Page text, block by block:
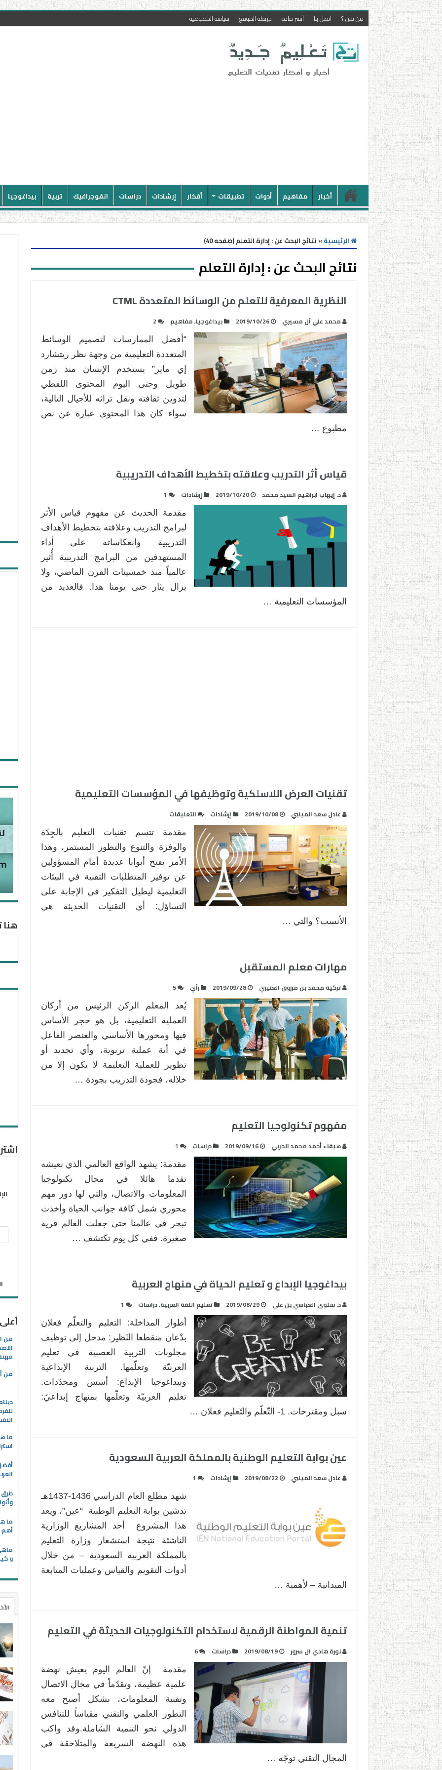
من نحن ؟ اتصل بنا أنشر مادة خريطة الموقع سياسة الخصوصية
أخبار مفاهيم أدوات تطبيقات أفكار إرشادات دراسات انفوجرافيك تربية بيداغوجيا
الرئيسية» نتائج البحث عن : إدارة التعلم (صفحه 40)
نتائج البحث عن :إدارة التعلم
النظرية المعرفية للتعلم من الوسائط المتعددة CTML
محمد علي آل مسيري 2019/10/26 بيداغوجيا,مفاهيم 2
“أفضل الممارسات لتصميم الوسائط
المتعددة التعليمية من وجهة نظر ريتشارد
إي ماير” يستخدم الإنسان منذ زمن
طويل وحتى اليوم المحتوى اللفظي
لتدوين ثقافته ونقل تراثه للأجيال التالية،
سواء كان هذا المحتوى عبارة عن نص
مطبوع …
قياس أثر التدريب وعلاقته بتخطيط الأهداف التدريبية
د. إيهاب ابراهيم السيد محمد 2019/10/20 إرشادات 1
مقدمة الحديث عن مفهوم قياس الأثر
لبرامج التدريب وعلاقته بتخطيط الأهداف
التدريبية وانعكاساته على أداء
المستهدفين من البرامج التدريبية أُثير
عالمياً منذ خمسينات القرن الماضي، ولا
يزال يثار حتى يومنا هذا. فالعديد من
المؤسسات التعليمية …
تقنيات العرض اللاسلكية وتوظيفها في المؤسسات التعليمية
عادل سعد الميلبي 2019/10/08 إرشادات التعليقات
العرض
اللاسلكية
وتوظيفها
في
المؤسسات
التعليمية
مغلقة
مقدمة تتسم تقنيات التعليم بالجِدّة
والوفرة والتنوع والتطور المستمر، وهذا
الأمر يفتح أبوابا عديدة أمام المسؤولين
عن توفير المتطلبات التقنية في البيئات
التعليمية ليطيل التفكير في الإجابة على
التساؤل: أي التقنيات الحديثة هي
الأنسب؟ والتي …
مهارات معلم المستقبل
تركية محمد بن مرزوق العتيبي 2019/09/28 رأي 5
يُعد المعلم الركن الرئيس من أركان
العملية التعليمية، بل هو حجر الأساس
فيها ومحورها الأساسي والعنصر الفاعل
في أية عملية تربوية، وأي تجديد أو
تطوير للعملية التعليمة لا يكون إلا من
خلاله، فجودة التدريب بجودة …
مفهوم تكنولوجيا التعليم
هيفاء أحمد محمد الحربي 2019/09/16 دراسات 1
مقدمة: يشهد الواقع العالمي الذي نعيشه
تقدما هائلا في مجال تكنولوجيا
المعلومات والاتصال، والتي لها دور مهم
محوري شمل كافة جوانب الحياة وأخذت
تبحر في عالمنا حتى جعلت العالم قرية
صغيرة. ففي كل يوم تكتشف …
بيداغوجيا الإبداع و تعليم الحياة في منهاج العربية
د. سلوى العباسي بن علي 2019/08/29 تعليم اللغة العربية,دراسات 1
أطوار المداخلة: التعليم والتعلّم فعلان
بدْعان منقطعا النّظير: مدخل إلى توظيف
مجلوبات التربية العصبية في تعليم
العربيّة وتعلّمها. التربية الإبداعية
وبيداغوجيا الإبداع: أسس ومحدّدات.
تعليم العربيّة وتعلّمها بمنهاج إبداعيّ:
سبل ومقترحات. 1- التّعلّم والتّعليم فعلان …
عين بوابة التعليم الوطنية بالمملكة العربية السعودية
عادل سعد الميلبي 2019/08/22 إرشادات 1
شهد مطلع العام الدراسي 1436-1437هـ
تدشين بوابة التعليم الوطنية “عين”، ويعد
هذا المشروع أحد المشاريع الوزارية
الناشئة نتيجة استشعار وزارة التعليم
بالمملكة العربية السعودية – من خلال
أدوات التقويم والقياس وعمليات المتابعة
الميدانية – لأهمية …
تنمية المواطنة الرقمية لاستخدام التكنولوجيات الحديثة في التعليم
نورة هادي ال سرور 2019/08/19 دراسات 6
مقدمة إنّ العالم اليوم يعيش نهضة
علمية عظيمة، وتقدّماً في مجال الاتصال
وتقنية المعلومات، بشكل أصبح معه
التطور العلمي والتقني مقياساً للتنافس
الدولي نحو التنمية الشاملة.وقد واكب
هذه النهضة السريعة والمتلاحقة في
المجال التقني توجّه …
هنا
من
من
ما
طرق
ما
أهم
و